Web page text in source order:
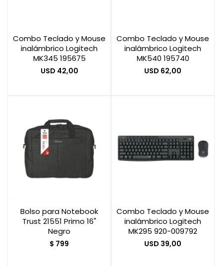
Combo Teclado y Mouse
inalámbrico Logitech
MK345 195675
USD 42,00
Combo Teclado y Mouse
inalámbrico Logitech
MK540 195740
USD 62,00
Bolso para Notebook
Trust 21551 Primo 16"
Negro
$ 799
Combo Teclado y Mouse
inalámbrico Logitech
MK295 920-009792
USD 39,00